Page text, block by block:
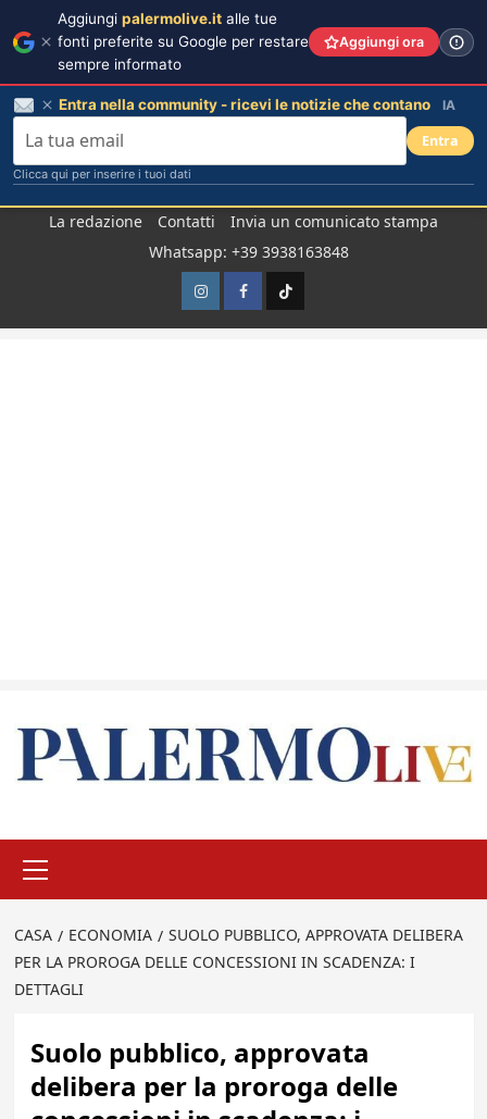
La redazione Contatti
Invia un comunicato stampa
Whatsapp: +39 3938163848
InstagramFacebook
TikTok
principale
CASA ECONOMIA
SUOLO PUBBLICO, APPROVATA DELIBERA
PER LA PROROGA DELLE CONCESSIONI IN SCADENZA: I
DETTAGLI
Suolo pubblico, approvata
delibera per la proroga delle
Aggiungi palermolive.it alle tue
fonti preferite su Google per restare
sempre informato
Aggiungi ora
Entra nella community - ricevi le notizie che contano IA
Entra
Clicca qui per inserire i tuoi dati